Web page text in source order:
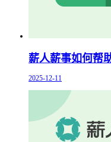
薪人薪事如何帮
2025-12-11